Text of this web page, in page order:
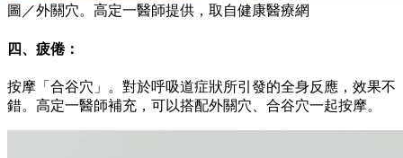
圖／外關穴。高定一醫師提供，取自健康醫療網
四、疲倦：
按摩「合谷穴」。對於呼吸道症狀所引發的全身反應，效果不
錯。高定一醫師補充，可以搭配外關穴、合谷穴一起按摩。